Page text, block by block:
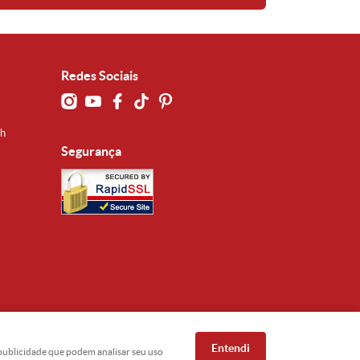
Redes Sociais
Segurança
que podem analisar seu uso
Entendi